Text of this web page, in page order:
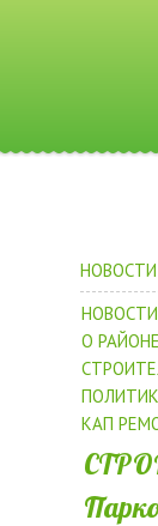
НОВОСТИ
НОВОСТИ
О РАЙОНЕ
КАП